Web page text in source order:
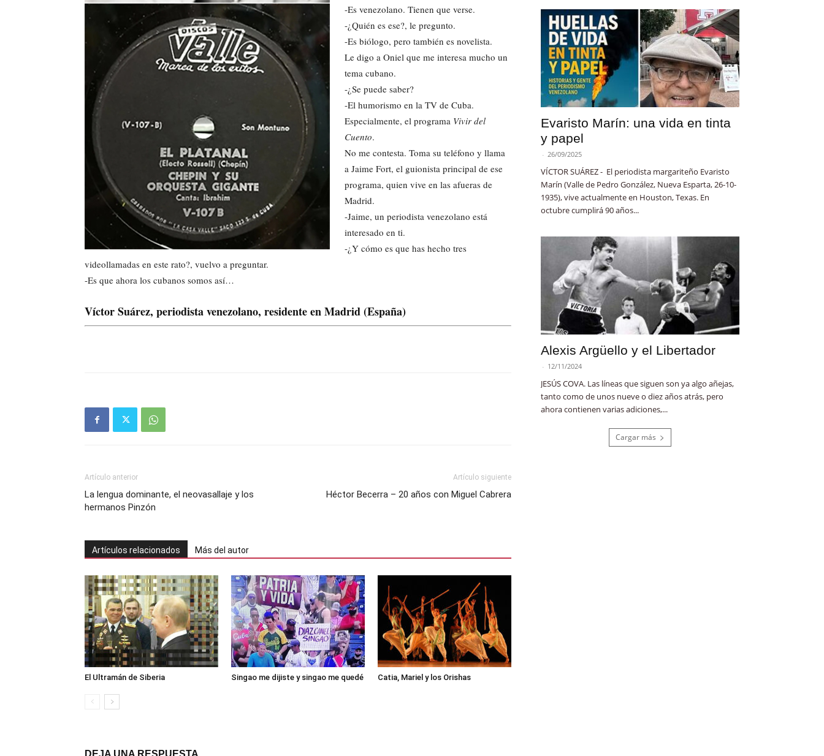
-Es venezolano. Tienen que verse.
-¿Quién es ese?, le pregunto.
-Es biólogo, pero también es novelista.
Le digo a Oniel que me interesa mucho un
tema cubano.
-¿Se puede saber?
-El humorismo en la TV de Cuba.
Especialmente, el programa Vivir del
Cuento.
No me contesta. Toma su teléfono y llama
a Jaime Fort, el guionista principal de ese
programa, quien vive en las afueras de
Madrid.
-Jaime, un periodista venezolano está
interesado en ti.
-¿Y cómo es que has hecho tres
videollamadas en este rato?, vuelvo a preguntar.
-Es que ahora los cubanos somos así…
Víctor Suárez, periodista venezolano, residente en Madrid (España)
Artículo anterior
La lengua dominante, el neovasallaje y los
hermanos Pinzón
Artículo siguiente
Héctor Becerra – 20 años con Miguel Cabrera
Artículos relacionados Más del autor
El Ultramán de Siberia Singao me dijiste y singao me quedé Catia, Mariel y los Orishas
Evaristo Marín: una vida en tinta
y papel
- 26/09/2025
VÍCTOR SUÁREZ - El periodista margariteño Evaristo
Marín (Valle de Pedro González, Nueva Esparta, 26-10-
1935), vive actualmente en Houston, Texas. En
octubre cumplirá 90 años...
Alexis Argüello y el Libertador
- 12/11/2024
JESÚS COVA. Las líneas que siguen son ya algo añejas,
tanto como de unos nueve o diez años atrás, pero
ahora contienen varias adiciones,...
Cargar más